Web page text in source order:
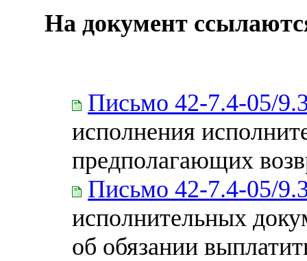
На документ
Письмо 42-7.4-05/
исполнения
предполагающих
Письмо 42-7.4-05/
исполнительных
об обязании